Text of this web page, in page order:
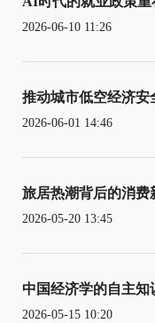
2026-06-10 11:26
推动城市低空经济安
2026-06-01 14:46
旅居热潮背后的消费
2026-05-20 13:45
中国经济学的自主知
2026-05-15 10:20